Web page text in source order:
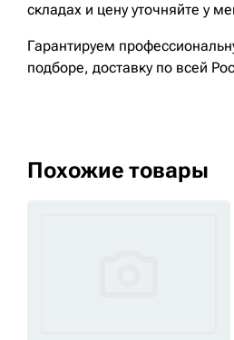
складах и цену уточняйте у
Гарантируем
подборе, доставку по всей
Похожие товары